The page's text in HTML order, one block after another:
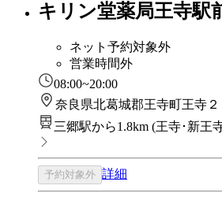
キリン堂薬局王寺駅
ネット予約対象外
営業時間外
08:00~20:00
奈良県北葛城郡王寺町王寺
三郷駅から1.8km (王寺･新王
予約対象外 詳細